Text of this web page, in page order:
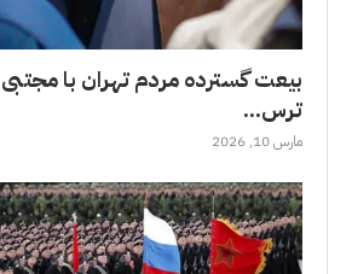
بیعت گسترده مردم تهران با
ترس...
مارس 10, 2026